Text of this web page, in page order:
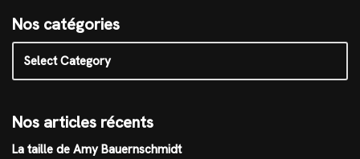
Nos catégories
Nos articles récents
La taille de Amy Bauernschmidt